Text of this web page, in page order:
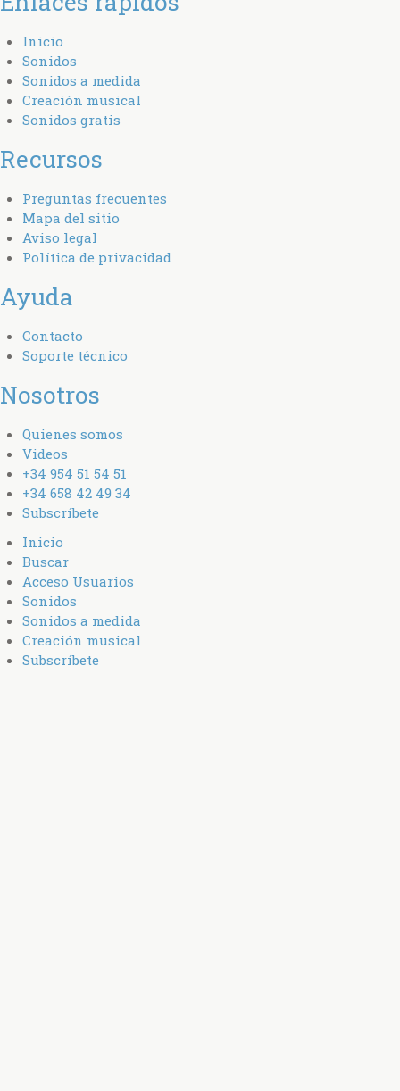
Inicio
Sonidos
Sonidos a medida
Creación musical
Sonidos gratis
Recursos
Preguntas frecuentes
Mapa del sitio
Aviso legal
Política de privacidad
Ayuda
Contacto
Soporte técnico
Nosotros
Quienes somos
Videos
+34 954 51 54 51
+34 658 42 49 34
Subscríbete
Inicio
Buscar
Acceso Usuarios
Sonidos
Sonidos a medida
Creación musical
Subscríbete